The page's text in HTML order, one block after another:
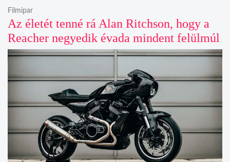
Az életét tenné rá Alan Ritchson, hogy a
Reacher negyedik évada mindent felülmúl
Filmipar